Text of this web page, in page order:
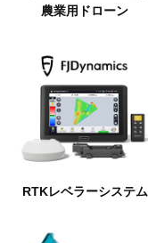
農業用ドローン
RTKレベラーシステム